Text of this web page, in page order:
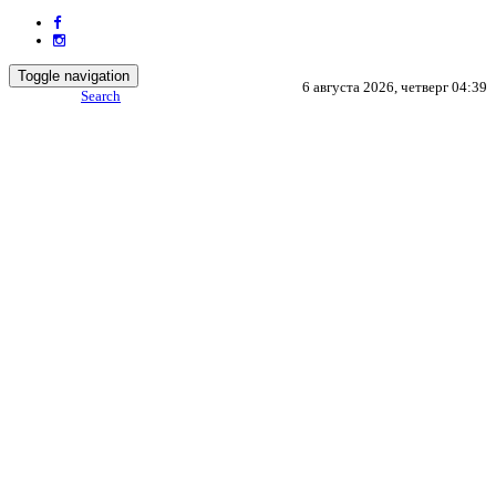
6 августа 2026, четверг 04:39
Toggle navigation
Search